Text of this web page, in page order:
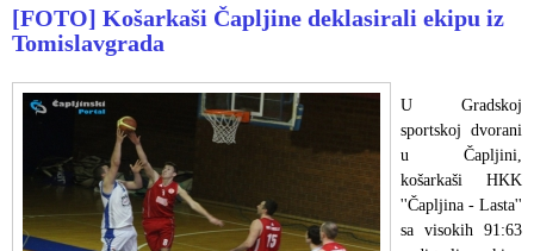
[FOTO] Košarkaši Čapljine deklasirali ekipu iz
Tomislavgrada
U Gradskoj
sportskoj dvorani
u Čapljini,
košarkaši HKK
''Čapljina - Lasta''
sa visokih 91:63